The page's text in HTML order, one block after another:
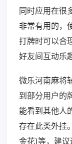
同时应用在很
非常有用的，
打牌时可以合
好友间互动乐
微乐河南麻将
到部分用户的
能看到其他人
存在此类外挂
金花)等，建议